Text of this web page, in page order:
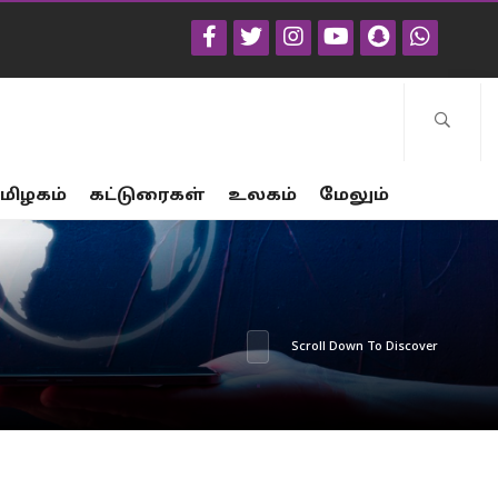
கட்டுரைகள் உலகம் மேலும்
Scroll Down To Discover